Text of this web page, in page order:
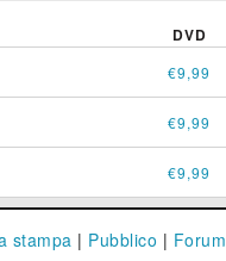
DVD
€9,99
€9,99
€9,99
stampa | Pubblico | Forum